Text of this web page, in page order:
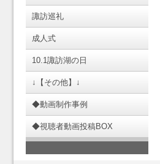
諏訪巡礼
成人式
10.1諏訪湖の日
↓【その他】↓
◆動画制作事例
◆視聴者動画投稿BOX